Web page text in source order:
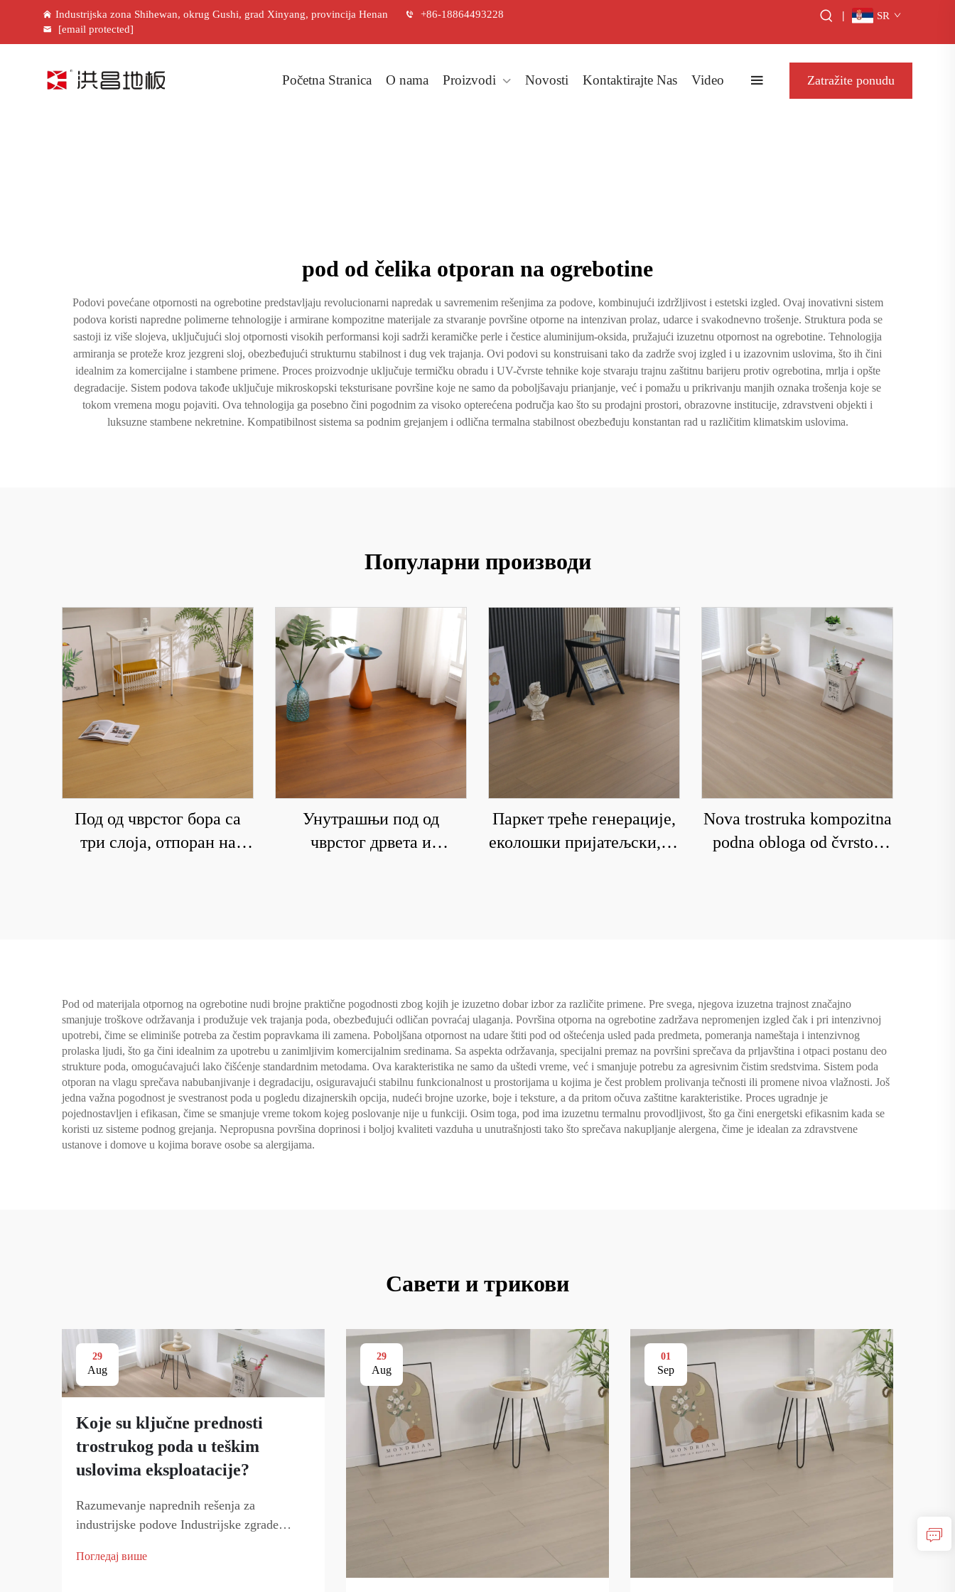
Industrijska zona Shihewan, okrug Gushi, grad Xinyang, provincija Henan
+86-18864493228
[email protected]
| SR
Početna Stranica O nama Proizvodi Novosti Kontaktirajte Nas Video Zatražite ponudu
pod od čelika otporan na ogrebotine
Podovi povećane otpornosti na ogrebotine predstavljaju revolucionarni napredak u savremenim rešenjima za podove, kombinujući izdržljivost i estetski izgled. Ovaj inovativni sistem
podova koristi napredne polimerne tehnologije i armirane kompozitne materijale za stvaranje površine otporne na intenzivan prolaz, udarce i svakodnevno trošenje. Struktura poda se
sastoji iz više slojeva, uključujući sloj otpornosti visokih performansi koji sadrži keramičke perle i čestice aluminijum-oksida, pružajući izuzetnu otpornost na ogrebotine. Tehnologija
armiranja se proteže kroz jezgreni sloj, obezbeđujući strukturnu stabilnost i dug vek trajanja. Ovi podovi su konstruisani tako da zadrže svoj izgled i u izazovnim uslovima, što ih čini
idealnim za komercijalne i stambene primene. Proces proizvodnje uključuje termičku obradu i UV-čvrste tehnike koje stvaraju trajnu zaštitnu barijeru protiv ogrebotina, mrlja i opšte
degradacije. Sistem podova takođe uključuje mikroskopski teksturisane površine koje ne samo da poboljšavaju prianjanje, već i pomažu u prikrivanju manjih oznaka trošenja koje se
tokom vremena mogu pojaviti. Ova tehnologija ga posebno čini pogodnim za visoko opterećena područja kao što su prodajni prostori, obrazovne institucije, zdravstveni objekti i
luksuzne stambene nekretnine. Kompatibilnost sistema sa podnim grejanjem i odlična termalna stabilnost obezbeđuju konstantan rad u različitim klimatskim uslovima.
Популарни производи
Под од чврстог бора са
три слоја, отпоран на
Унутрашњи под од
чврстог дрвета и
Паркет треће генерације,
еколошки пријатељски, за
Nova trostruka kompozitna
podna obloga od čvrstog
Pod od materijala otpornog na ogrebotine nudi brojne praktične pogodnosti zbog kojih je izuzetno dobar izbor za različite primene. Pre svega, njegova izuzetna trajnost značajno
smanjuje troškove održavanja i produžuje vek trajanja poda, obezbeđujući odličan povraćaj ulaganja. Površina otporna na ogrebotine zadržava nepromenjen izgled čak i pri intenzivnoj
upotrebi, čime se eliminiše potreba za čestim popravkama ili zamena. Poboljšana otpornost na udare štiti pod od oštećenja usled pada predmeta, pomeranja nameštaja i intenzivnog
prolaska ljudi, što ga čini idealnim za upotrebu u zanimljivim komercijalnim sredinama. Sa aspekta održavanja, specijalni premaz na površini sprečava da prljavština i otpaci postanu deo
strukture poda, omogućavajući lako čišćenje standardnim metodama. Ova karakteristika ne samo da uštedi vreme, već i smanjuje potrebu za agresivnim čistim sredstvima. Sistem poda
otporan na vlagu sprečava nabubanjivanje i degradaciju, osiguravajući stabilnu funkcionalnost u prostorijama u kojima je čest problem prolivanja tečnosti ili promene nivoa vlažnosti. Još
jedna važna pogodnost je svestranost poda u pogledu dizajnerskih opcija, nudeći brojne uzorke, boje i teksture, a da pritom očuva zaštitne karakteristike. Proces ugradnje je
pojednostavljen i efikasan, čime se smanjuje vreme tokom kojeg poslovanje nije u funkciji. Osim toga, pod ima izuzetnu termalnu provodljivost, što ga čini energetski efikasnim kada se
koristi uz sisteme podnog grejanja. Nepropusna površina doprinosi i boljoj kvaliteti vazduha u unutrašnjosti tako što sprečava nakupljanje alergena, čime je idealan za zdravstvene
ustanove i domove u kojima borave osobe sa alergijama.
Савети и трикови
29
Aug
Koje su ključne prednosti
trostrukog poda u teškim
uslovima eksploatacije?
Razumevanje naprednih rešenja za
industrijske podove Industrijske zgrade
u pitanju sistemi podova. Pojavio se kao
Погледај више
29
Aug
01
Sep